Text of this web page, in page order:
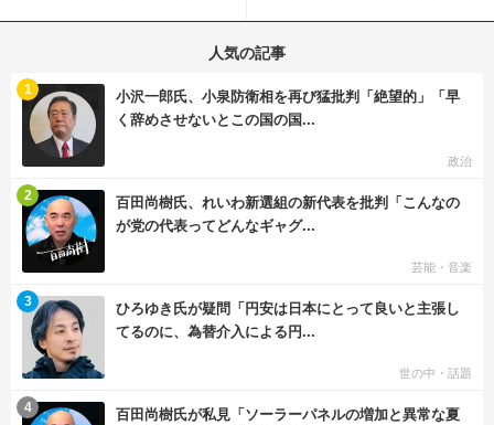
人気の記事
小沢一郎氏、小泉防衛相を再び猛批判「絶望的」「早
く辞めさせないとこの国の国...
政治
1
百田尚樹氏、れいわ新選組の新代表を批判「こんなの
が党の代表ってどんなギャグ...
芸能・音楽
2
ひろゆき氏が疑問「円安は日本にとって良いと主張し
てるのに、為替介入による円...
世の中・話題
3
百田尚樹氏が私見「ソーラーパネルの増加と異常な夏
4